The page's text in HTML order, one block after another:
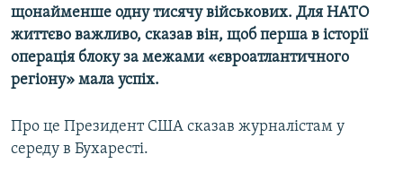
МУЛЬТИМЕДІА
СПЕЦПРОЄКТИ
КРИМ РЕАЛІЇ
щонайменше одну тисячу військових. Для НАТО
життєво важливо, сказав він, щоб перша в історії
операція блоку за межами «євроатлантичного
регіону» мала успіх.
Про це Президент США сказав журналістам у
середу в Бухаресті.